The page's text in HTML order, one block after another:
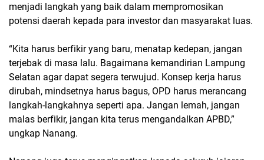
menjadi langkah yang baik dalam mempromosikan
potensi daerah kepada para investor dan masyarakat luas.
“Kita harus berfikir yang baru, menatap kedepan, jangan
terjebak di masa lalu. Bagaimana kemandirian Lampung
Selatan agar dapat segera terwujud. Konsep kerja harus
dirubah, mindsetnya harus bagus, OPD harus merancang
langkah-langkahnya seperti apa. Jangan lemah, jangan
malas berfikir, jangan kita terus mengandalkan APBD,”
ungkap Nanang.